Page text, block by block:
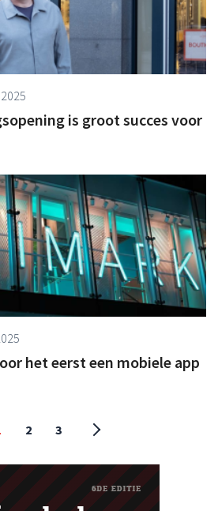
is groot succes voor
het eerst een mobiele app
2 3